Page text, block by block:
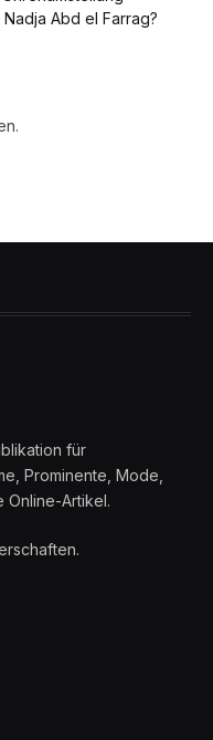
Abd el Farrag?
für
Prominente, Mode,
Online-Artikel.